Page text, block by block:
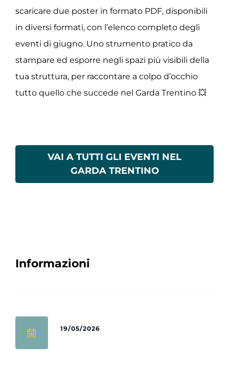
scaricare due poster in formato PDF, disponibili
in diversi formati, con l’elenco completo degli
eventi di giugno. Uno strumento pratico da
stampare ed esporre negli spazi più visibili della
tua struttura, per raccontare a colpo d’occhio
tutto quello che succede nel Garda Trentino 💥
VAI A TUTTI GLI EVENTI NEL
GARDA TRENTINO
Informazioni
19/05/2026